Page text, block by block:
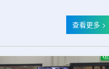
查看更多 >